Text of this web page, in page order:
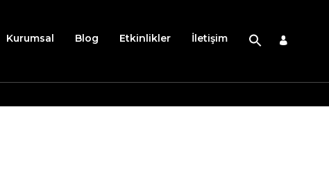
Kurumsal Blog Etkinlikler İletişim